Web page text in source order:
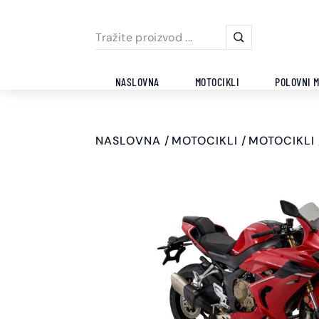
NASLOVNA MOTOCIKLI POLOVNI
NASLOVNA MOTOCIKLI MOTOCIKLI